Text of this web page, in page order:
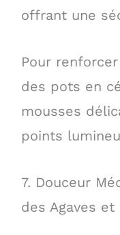
offrant une
Pour
des pots en
mousses
points
7. Douceur
des Agaves et